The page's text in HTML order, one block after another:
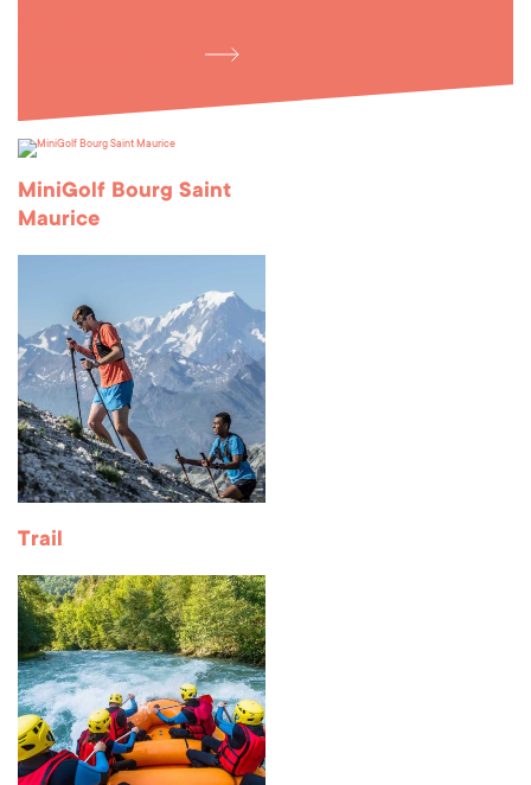
MiniGolf Bourg Saint
Maurice
Trail